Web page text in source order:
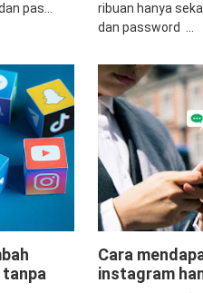
pas...
ribuan hanya
dan password ...
instagram
Cara
instagram